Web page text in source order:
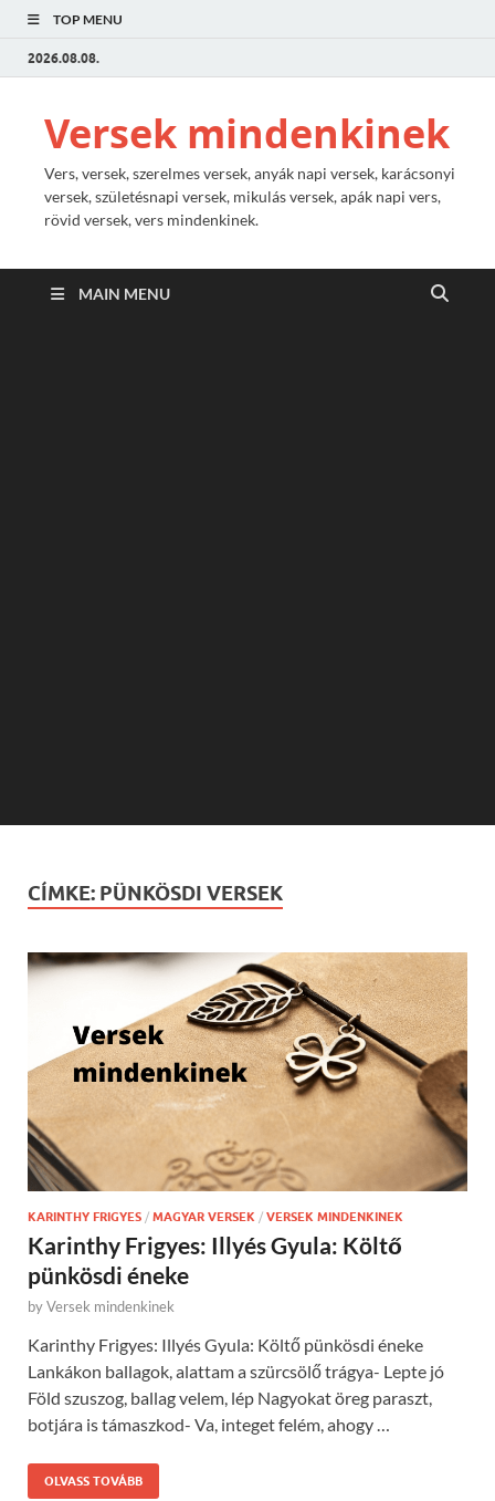
TOP MENU
2026.08.08.
Versek mindenkinek
Vers, versek, szerelmes versek, anyák napi versek, karácsonyi
versek, születésnapi versek, mikulás versek, apák napi vers,
rövid versek, vers mindenkinek.
MAIN MENU
CÍMKE: PÜNKÖSDI VERSEK
KARINTHY FRIGYES / MAGYAR VERSEK / VERSEK MINDENKINEK
Karinthy Frigyes: Illyés Gyula: Költő
pünkösdi éneke
byVersek mindenkinek
Karinthy Frigyes: Illyés Gyula: Költő pünkösdi éneke
Lankákon ballagok, alattam a szürcsölő trágya- Lepte jó
Föld szuszog, ballag velem, lép Nagyokat öreg paraszt,
botjára is támaszkod- Va, integet felém, ahogy …
OLVASS TOVÁBB